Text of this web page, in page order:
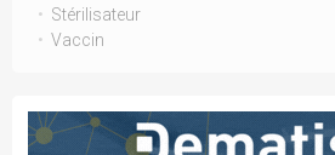
Stérilisateur
Vaccin